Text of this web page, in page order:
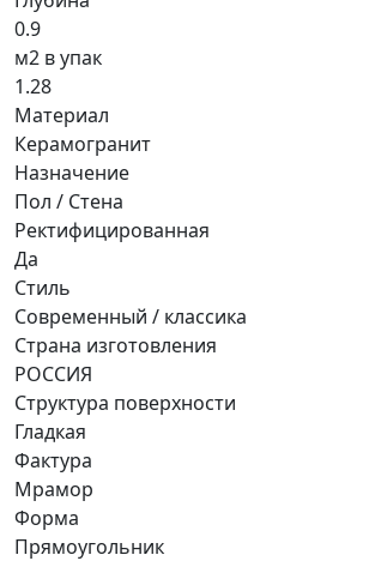
0.9
м2 в упак
1.28
Материал
Керамогранит
Назначение
Пол / Стена
Ректифицированная
Да
Стиль
Современный / классика
Страна изготовления
РОССИЯ
Структура поверхности
Гладкая
Фактура
Мрамор
Форма
Прямоугольник